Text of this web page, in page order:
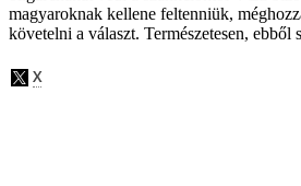
magyaroknak kellene feltenniük,
követelni a választ. Természetesen, ebből